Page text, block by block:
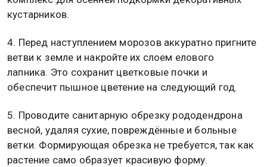
кустарников.
4. Перед наступлением морозов аккуратно пригните
ветви к земле и накройте их слоем елового
лапника. Это сохранит цветковые почки и
обеспечит пышное цветение на следующий год.
5. Проводите санитарную обрезку рододендрона
весной, удаляя сухие, повреждённые и больные
ветки. Формирующая обрезка не требуется, так как
растение само образует красивую форму.